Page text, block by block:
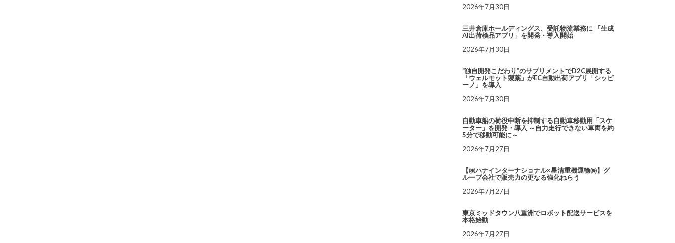
2026年7月30日
三井倉庫ホールディングス、受託物流業務に 「生成
AI出荷検品アプリ」を開発・導入開始
2026年7月30日
“独自開発こだわり”のサプリメントでD2C展開する
「ウェルモット製薬」がEC自動出荷アプリ「シッピ
ーノ」を導入
2026年7月30日
自動車船の荷役中断を抑制する自動車移動用「スケ
ーター」を開発・導入 ～自力走行できない車両を約
5分で移動可能に～
2026年7月27日
【㈱ハナインターナショナル×星清重機運輸㈱】グ
ループ会社で販売力の更なる強化ねらう
2026年7月27日
東京ミッドタウン八重洲でロボット配送サービスを
本格始動
2026年7月27日